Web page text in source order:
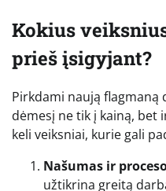
Kokius
prieš įsigyjant?
Pirkdami naują
dėmesį ne tik į kainą, bet
keli veiksniai, kurie gali
Našumas ir
užtikrina greitą